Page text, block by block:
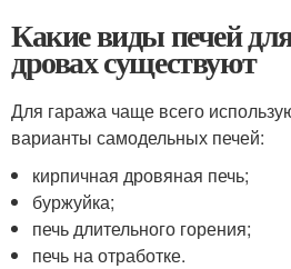
Какие виды печей
дровах существуют
Для гаража чаще всего
варианты самодельных печей:
кирпичная дровяная печь;
буржуйка;
печь длительного горения;
печь на отработке.